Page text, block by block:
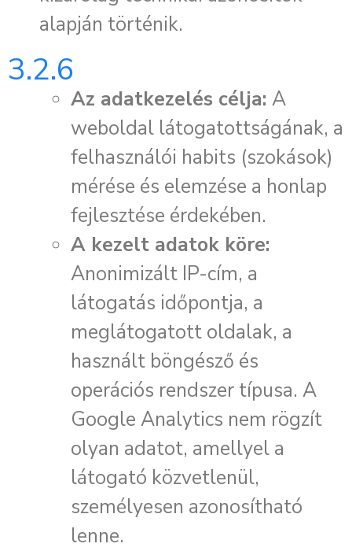
alapján történik.
3.2.6
Az adatkezelés célja: A
weboldal látogatottságának, a
felhasználói habits (szokások)
mérése és elemzése a honlap
fejlesztése érdekében.
A kezelt adatok köre:
Anonimizált IP-cím, a
látogatás időpontja, a
meglátogatott oldalak, a
használt böngésző és
operációs rendszer típusa. A
Google Analytics nem rögzít
olyan adatot, amellyel a
látogató közvetlenül,
személyesen azonosítható
lenne.